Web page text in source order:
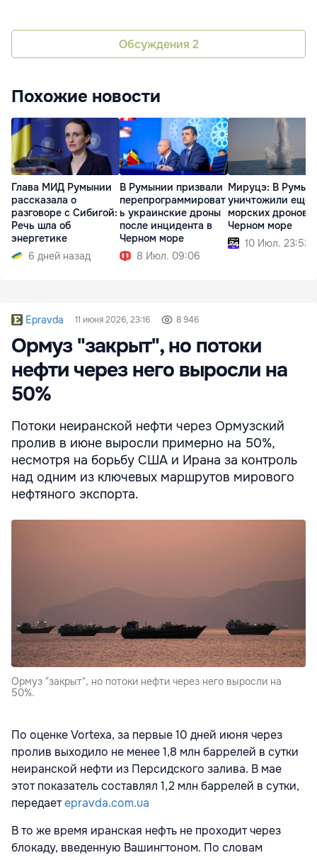
Обсуждения 2
Похожие новости
Глава МИД Румынии
рассказала о
разговоре с Сибигой:
Речь шла об
энергетике
6 дней назад
В Румынии призвали
перепрограммироват
ь украинские дроны
после инцидента в
Черном море
8 Июл. 09:06
Мируцэ: В
уничтожили еще
морских дронов в
Черном море
10 Июл. 23:53
Epravda 11 июня 2026, 23:16 8 946
Ормуз "закрыт", но потоки
нефти через него выросли на
50%
Потоки неиранской нефти через Ормузский
пролив в июне выросли примерно на 50%,
несмотря на борьбу США и Ирана за контроль
над одним из ключевых маршрутов мирового
нефтяного экспорта.
Ормуз "закрыт", но потоки нефти через него выросли на
50%.
По оценке Vortexa, за первые 10 дней июня через
пролив выходило не менее 1,8 млн баррелей в сутки
неиранской нефти из Персидского залива. В мае
этот показатель составлял 1,2 млн баррелей в сутки,
передаетepravda.com.ua
В то же время иранская нефть не проходит через
блокаду, введенную Вашингтоном. По словам